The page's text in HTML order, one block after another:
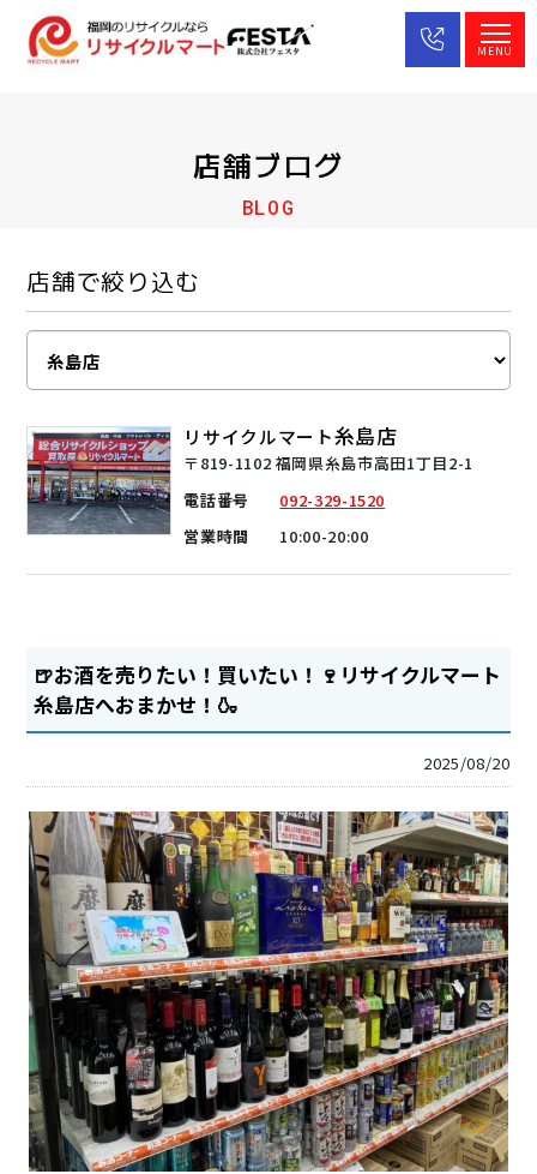
店舗ブログ
BLOG
店舗で絞り込む
リサイクルマート糸島店
〒819-1102 福岡県糸島市高田1丁目2-1
電話番号
092-329-1520
営業時間
10:00-20:00
🍺お酒を売りたい！買いたい！🍷リサイクルマート
糸島店へおまかせ！🍶
2025/08/20
MENU